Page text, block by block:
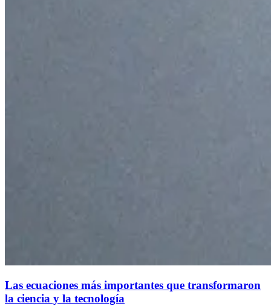
Las ecuaciones más importantes que transformaron
la ciencia y la tecnología